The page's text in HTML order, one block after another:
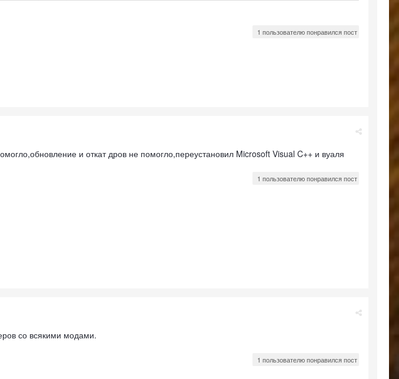
1 пользователю понравился пост
и откат дров не помогло,переустановил Microsoft Visual C++ и вуаля
1 пользователю понравился пост
со всякими модами.
1 пользователю понравился пост